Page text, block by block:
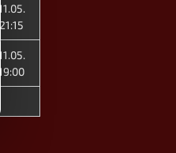
11.05.
21:15
11.05.
19:00